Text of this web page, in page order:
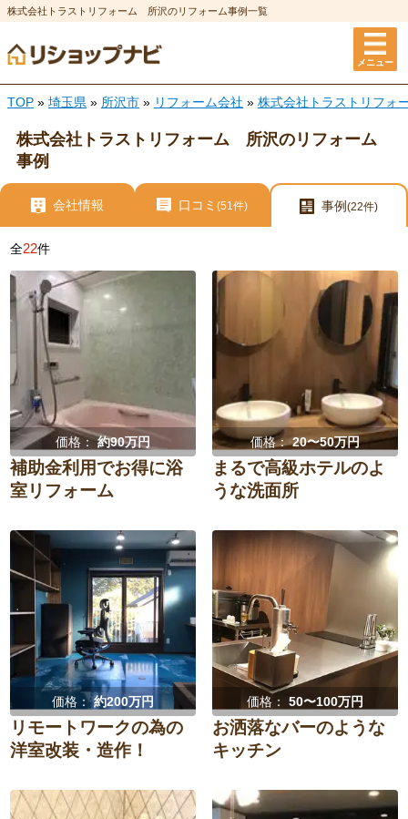
株式会社トラストリフォーム 所沢のリフォーム事例一覧
メニュー
TOP » 埼玉県 » 所沢市 » リフォーム会社 » 株式会社トラストリフ
株式会社トラストリフォーム 所沢のリフォーム
事例
会社情報 口コミ (51件) 事例 (22件)
全22件
価格：約90万円
補助金利用でお得に浴
室リフォーム
価格：20〜50万円
まるで高級ホテルのよ
うな洗面所
価格：約200万円
リモートワークの為の
洋室改装・造作！
価格： 50〜100万円
お洒落なバーのような
キッチン